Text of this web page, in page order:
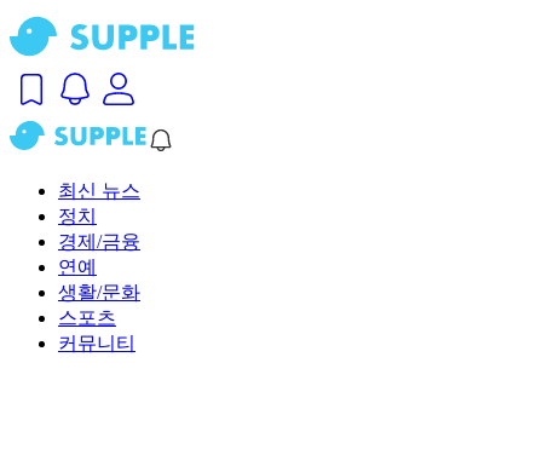
최신 뉴스
정치
경제/금융
연예
생활/문화
스포츠
커뮤니티